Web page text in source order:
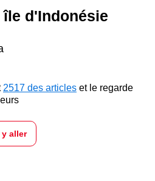
d'Indonésie
2517 des articles et le regarde
aller